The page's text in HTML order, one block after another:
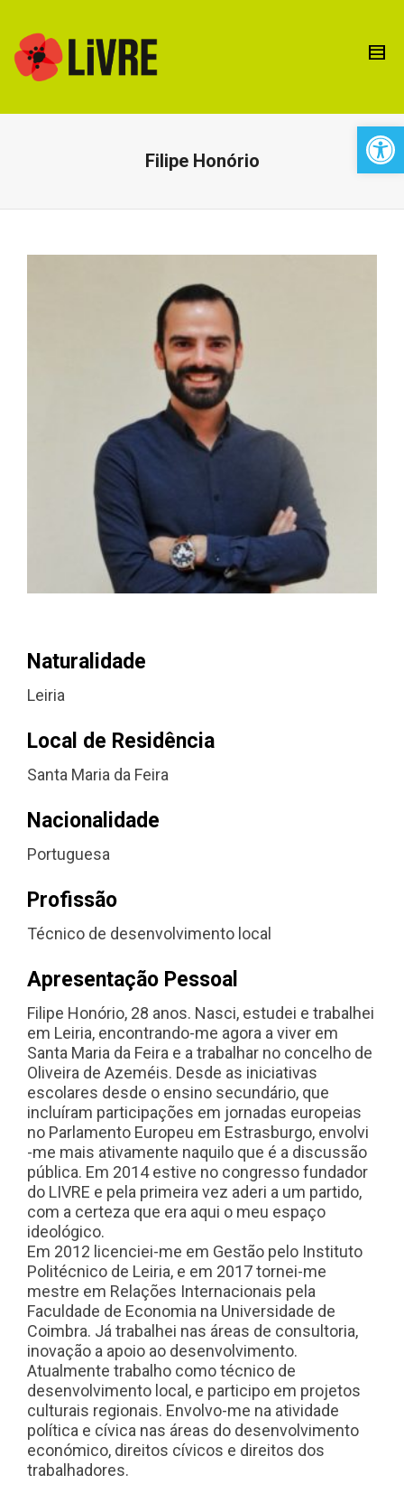
Filipe Honório
Naturalidade
Leiria
Local de Residência
Santa Maria da Feira
Nacionalidade
Portuguesa
Profissão
Técnico de desenvolvimento local
Apresentação Pessoal
Filipe Honório, 28 anos. Nasci, estudei e trabalhei
em Leiria, encontrando-me agora a viver em
Santa Maria da Feira e a trabalhar no concelho de
Oliveira de Azeméis. Desde as iniciativas
escolares desde o ensino secundário, que
incluíram participações em jornadas europeias
no Parlamento Europeu em Estrasburgo, envolvi
-me mais ativamente naquilo que é a discussão
pública. Em 2014 estive no congresso fundador
do LIVRE e pela primeira vez aderi a um partido,
com a certeza que era aqui o meu espaço
ideológico.
Em 2012 licenciei-me em Gestão pelo Instituto
Politécnico de Leiria, e em 2017 tornei-me
mestre em Relações Internacionais pela
Faculdade de Economia na Universidade de
Coimbra. Já trabalhei nas áreas de consultoria,
inovação a apoio ao desenvolvimento.
Atualmente trabalho como técnico de
desenvolvimento local, e participo em projetos
culturais regionais. Envolvo-me na atividade
política e cívica nas áreas do desenvolvimento
económico, direitos cívicos e direitos dos
trabalhadores.